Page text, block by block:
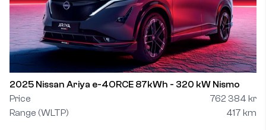
2025 Nissan Ariya e-4ORCE 87kWh - 320 kW Nismo
Price
762 384 kr
Range (WLTP)
417 km